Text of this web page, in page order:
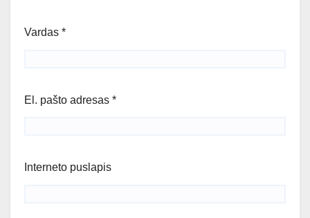
Vardas *
El. pašto adresas *
Interneto puslapis